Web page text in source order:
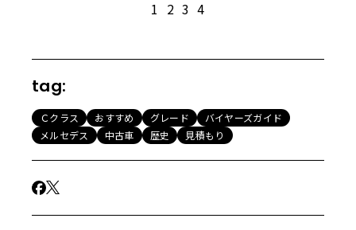
近年、フォルクスワーゲン・ゴルフのライバルとなるFFハ
ッチバック「Aクラス」や、「GLA」「GLC」などSUVを豊
富にラインアップするようになったメルセデスだが、やは
り基本型はFRセダンにあり、中でも「Cクラス」は同社を
目で、「W205」というコードネームで呼ぶことも珍しくな
1 2 3 4
tag:
Ｃクラス おすすめ グレード
バイヤーズガイド
メルセデス
中古車 歴史 見積もり